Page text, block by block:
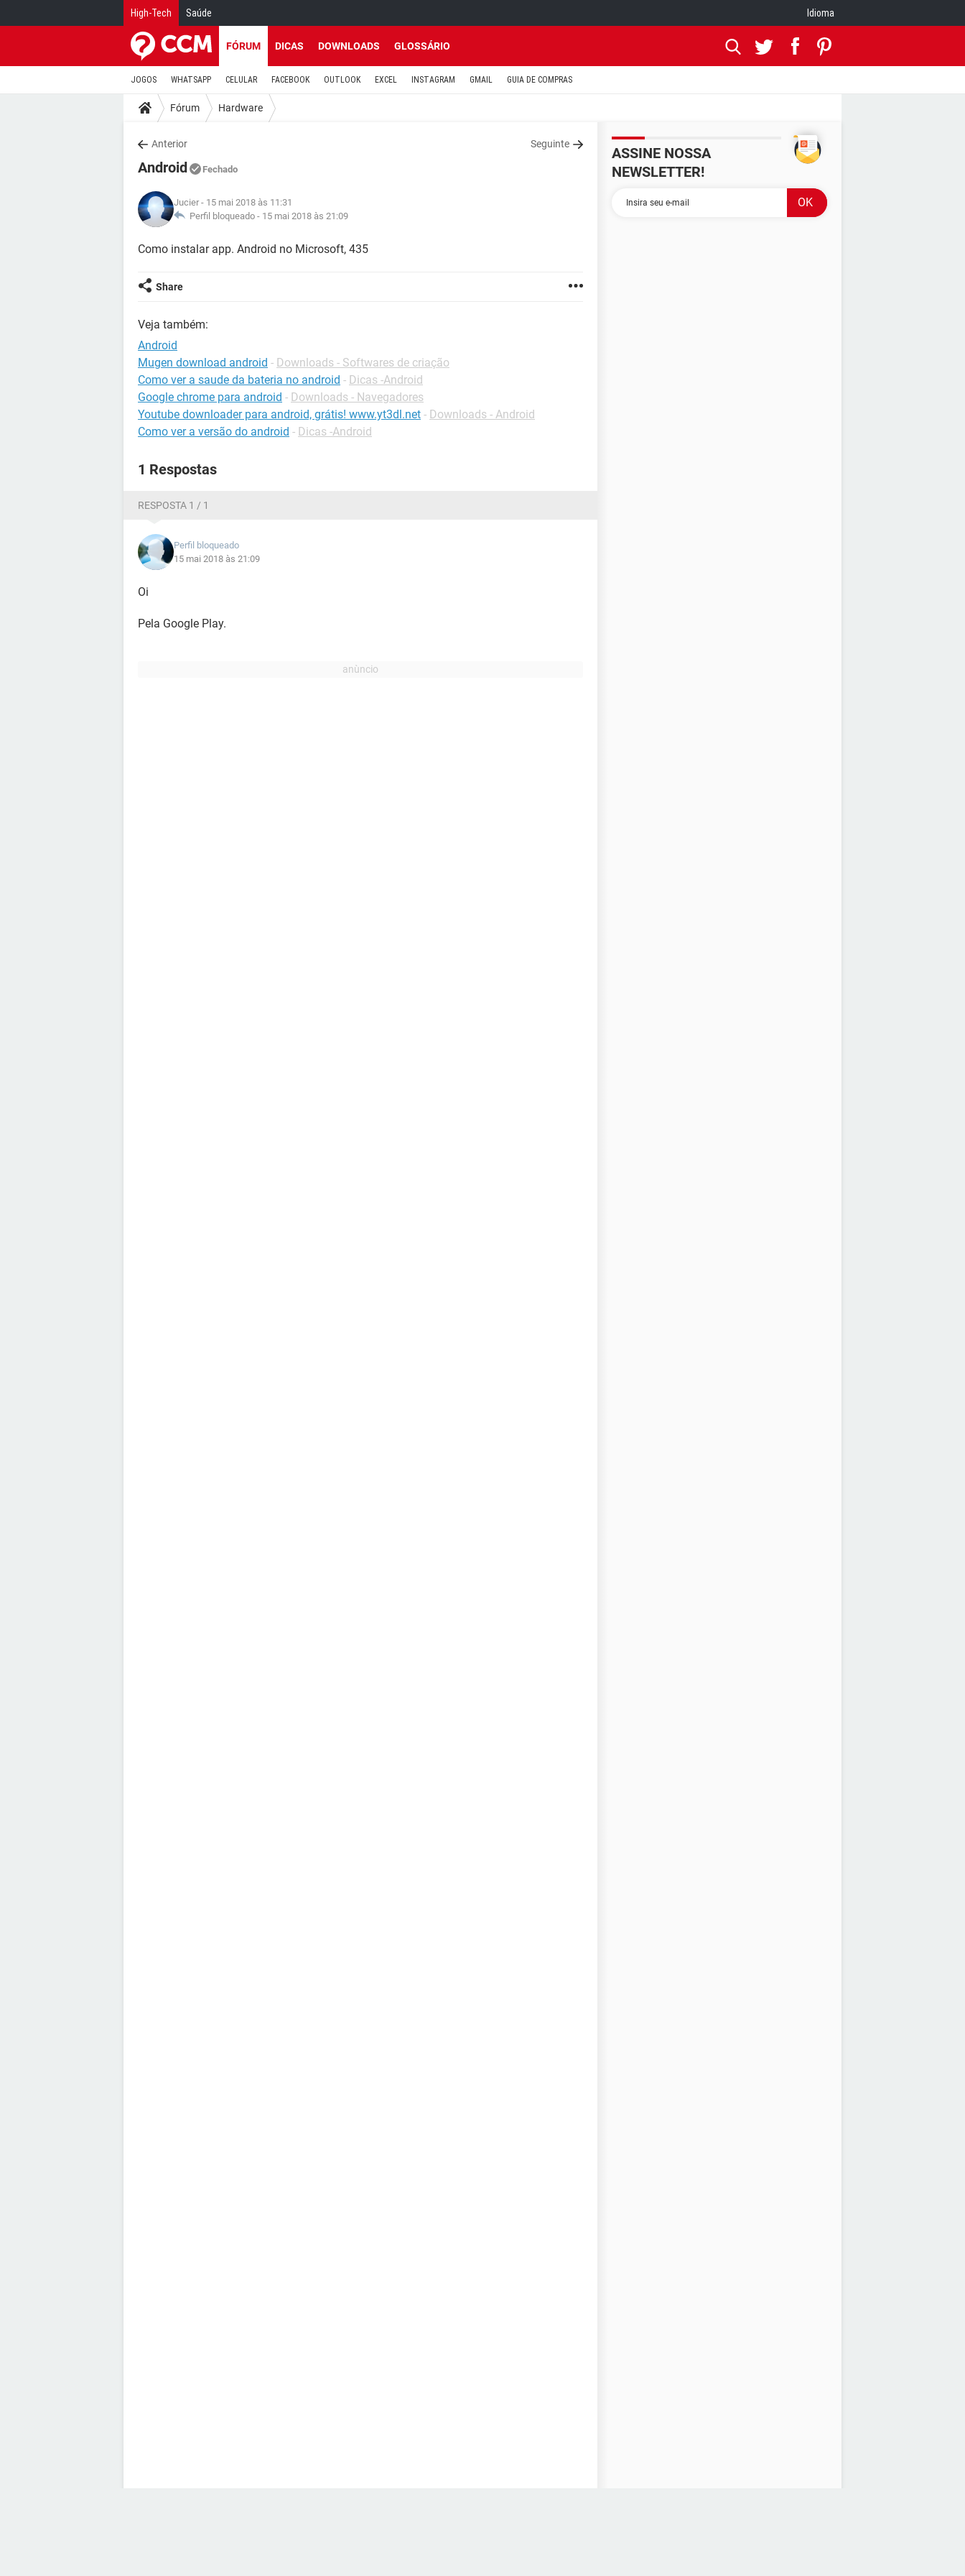
High-Tech Saúde Idioma
FÓRUM DICAS DOWNLOADS GLOSSÁRIO
JOGOS WHATSAPP CELULAR FACEBOOK OUTLOOK EXCEL INSTAGRAM GMAIL GUIA DE COMPRAS
Fórum Hardware
Anterior Seguinte
Android Fechado
Jucier - 15 mai 2018 às 11:31
Perfil bloqueado - 15 mai 2018 às 21:09
Como instalar app. Android no Microsoft, 435
Share
Veja também:
Android
Mugen download android - Downloads - Softwares de criação
Como ver a saude da bateria no android - Dicas -Android
Google chrome para android - Downloads - Navegadores
Youtube downloader para android, grátis! www.yt3dl.net - Downloads - Android
Como ver a versão do android - Dicas -Android
1 Respostas
RESPOSTA 1 / 1
Perfil bloqueado
15 mai 2018 às 21:09
Oi
Pela Google Play.
ASSINE NOSSA
NEWSLETTER!